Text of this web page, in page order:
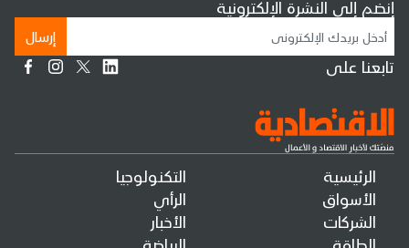
الرئيسية
الأسواق
الشركات
الطاقة
التكنولوجيا
الرأي
الأخبار
الرياضة
إنضم إلى النشرة الإلكترونية
إرسال
تابعنا على